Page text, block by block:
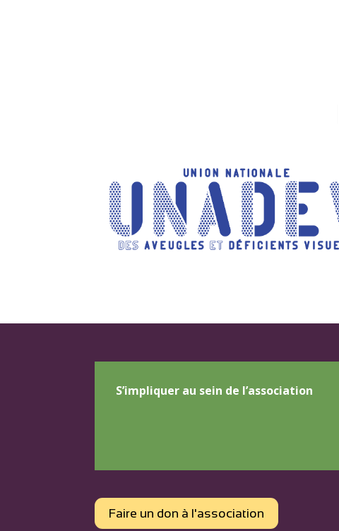
S’impliquer au sein de l’association
Faire un don à l'association